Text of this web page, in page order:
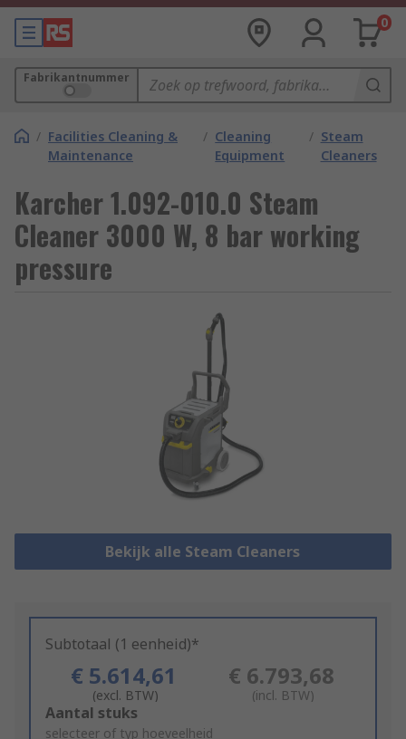
0
Fabrikantnummer
/ Facilities Cleaning &
Maintenance
/ Cleaning
Equipment
/ Steam
Cleaners
Karcher 1.092-010.0 Steam
Cleaner 3000 W, 8 bar working
pressure
Bekijk alle Steam Cleaners
Subtotaal (1 eenheid)*
€ 5.614,61
(excl. BTW)
€ 6.793,68
(incl. BTW)
Add
to
Aantal stuks
selecteer of typ hoeveelheid